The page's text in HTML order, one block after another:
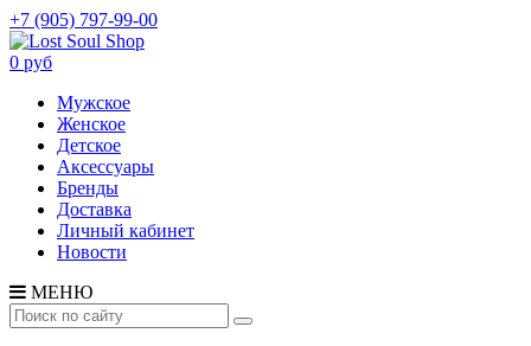
+7 (905) 797-99-00
0 руб
Мужское
Женское
Детское
Аксессуары
Бренды
Доставка
Личный кабинет
Новости
МЕНЮ